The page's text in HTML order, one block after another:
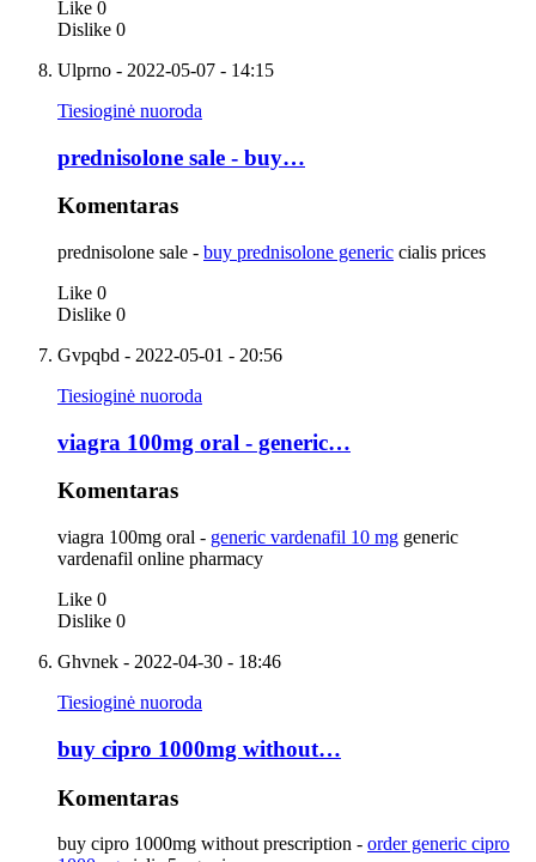
Like 0
Dislike 0
Ulprno - 2022-05-07 - 14:15
Tiesioginė nuoroda
prednisolone sale - buy…
Komentaras
prednisolone sale - buy prednisolone generic cialis prices
Like 0
Dislike 0
Gvpqbd - 2022-05-01 - 20:56
Tiesioginė nuoroda
viagra 100mg oral - generic…
Komentaras
viagra 100mg oral - generic vardenafil 10 mg generic
vardenafil online pharmacy
Like 0
Dislike 0
Ghvnek - 2022-04-30 - 18:46
Tiesioginė nuoroda
buy cipro 1000mg without…
Komentaras
buy cipro 1000mg without prescription - order generic cipro